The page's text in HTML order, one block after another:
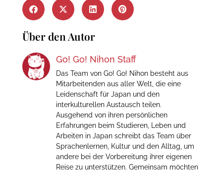
Über den Autor
Go! Go! Nihon Staff
Das Team von Go! Go! Nihon besteht aus
Mitarbeitenden aus aller Welt, die eine
Leidenschaft für Japan und den
interkulturellen Austausch teilen.
Ausgehend von ihren persönlichen
Erfahrungen beim Studieren, Leben und
Arbeiten in Japan schreibt das Team über
Sprachenlernen, Kultur und den Alltag, um
andere bei der Vorbereitung ihrer eigenen
Reise zu unterstützen. Gemeinsam möchten